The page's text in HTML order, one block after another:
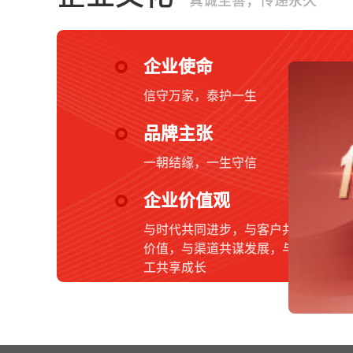
企业使命
信守万家，泰护一生
品牌主张
一朝结缘，一生守信
企业价值观
与时代共同进步，与客户共创
价值，与渠道共谋发展，与员
工共享成长